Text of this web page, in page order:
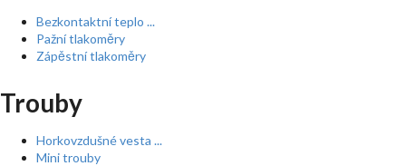
Bezkontaktní teplo ...
Pažní tlakoměry
Zápěstní tlakoměry
Trouby
Horkovzdušné vesta ...
Mini trouby